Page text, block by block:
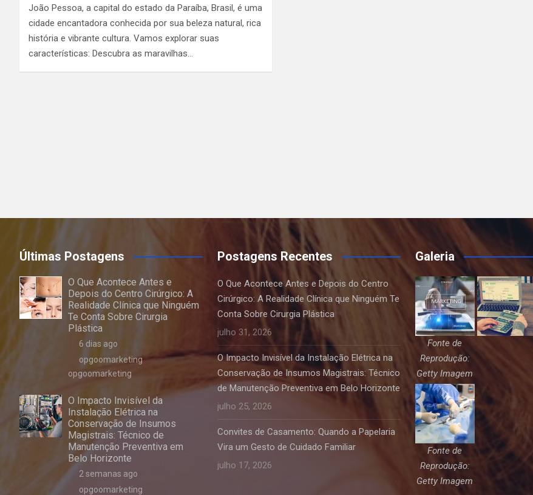
João Pessoa, a capital do estado da Paraíba, Brasil, é uma
cidade encantadora conhecida por sua beleza natural, rica
história e vibrante cultura. Vamos explorar suas
características: Descubra as maravilhas…
Últimas Postagens
O Que Acontece Antes e
Depois do Centro Cirúrgico: A
Realidade Clínica que Ninguém
Te Conta Sobre Cirurgia
Plástica
6 dias ago
opgoomarketing
opgoomarketing
O Impacto Invisível da
Instalação Elétrica na
Conservação de Insumos
Magistrais: Técnico de
Manutenção Preventiva em
Belo Horizonte
2 semanas ago
opgoomarketing
Postagens Recentes
O Que Acontece Antes e Depois do Centro
Cirúrgico: A Realidade Clínica que Ninguém Te
Conta Sobre Cirurgia Plástica
julho 31, 2026
O Impacto Invisível da Instalação Elétrica na
Conservação de Insumos Magistrais: Técnico
de Manutenção Preventiva em Belo Horizonte
julho 25, 2026
Convites de Casamento: Quando a Papelaria
Vira um Gesto de Cuidado Familiar
julho 17, 2026
Galeria
Fonte de
Reprodução:
Getty Imagem
Fonte de
Reprodução:
Getty Imagem